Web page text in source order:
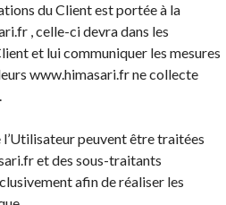
du Client est portée à la
, celle-ci devra dans les
et lui communiquer les mesures
www.himasari.fr ne collecte
l’Utilisateur peuvent être traitées
et des sous-traitants
afin de réaliser les